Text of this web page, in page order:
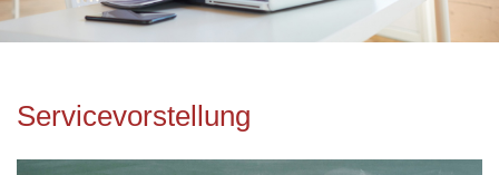
Servicevorstellung